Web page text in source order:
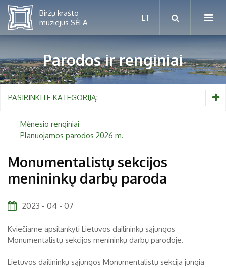
Mėnesio renginiai
Vaikams nuo 5 iki 10 metų
Paaugliams nuo 11 iki 18 metų
Proistorė
Etnografija
Biržų tvirtovės arsenalas
Religijos RUGPJŪTIS2026
Parodos ir renginiai
PASIRINKITE KATEGORIJĄ:
Mėnesio renginiai
Planuojamos parodos 2026 m.
Monumentalistų sekcijos
menininkų darbų paroda
2023 - 04 - 07
Kviečiame apsilankyti Lietuvos dailininkų sąjungos
Monumentalistų sekcijos menininkų darbų parodoje.
Lietuvos dailininkų sąjungos Monumentalistų sekcija jungia